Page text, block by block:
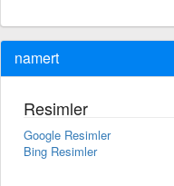
namert
Resimler
Google Resimler
Bing Resimler